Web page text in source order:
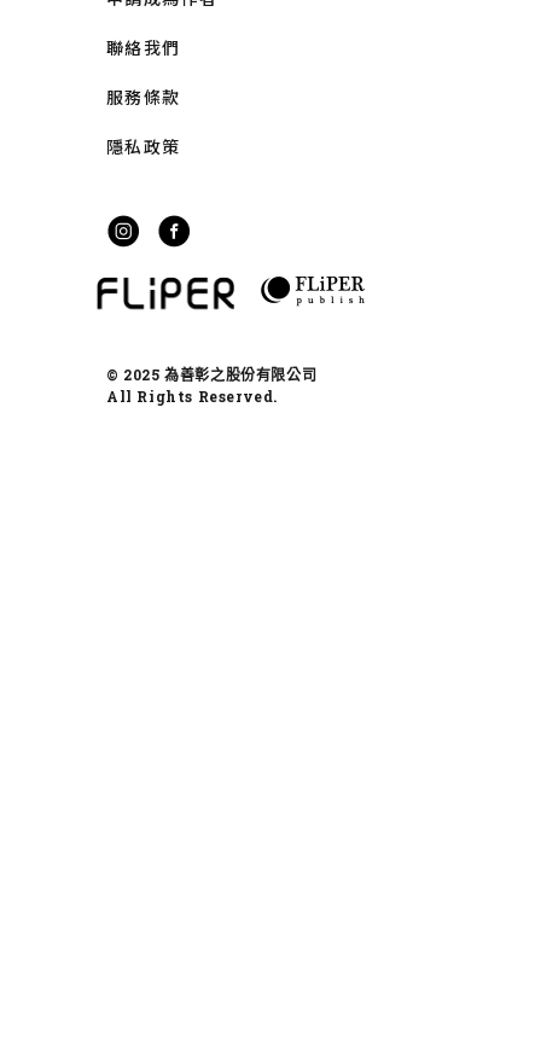
聯絡我們
服務條款
隱私政策
© 2025 為善彰之股份有限公司
All Rights Reserved.